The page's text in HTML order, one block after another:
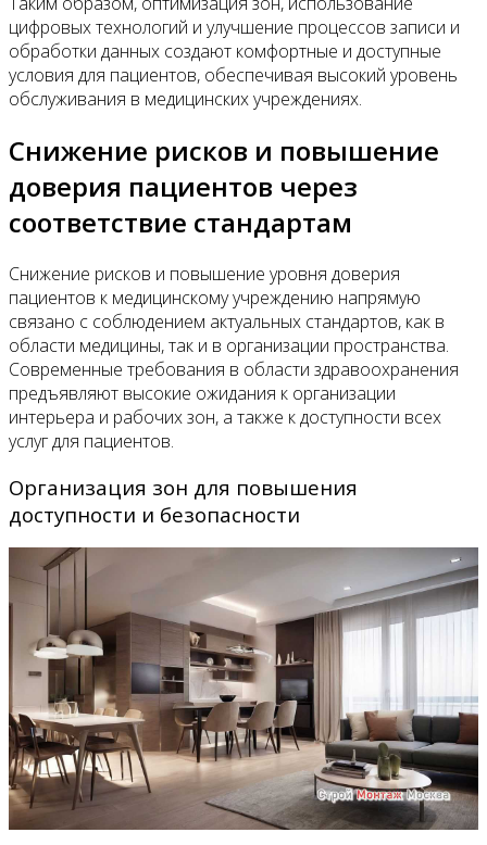
цифровых технологий и улучшение процессов записи и
обработки данных создают комфортные и доступные
условия для пациентов, обеспечивая высокий уровень
обслуживания в медицинских учреждениях.
Снижение рисков и повышение
доверия пациентов через
соответствие стандартам
Снижение рисков и повышение уровня доверия
пациентов к медицинскому учреждению напрямую
связано с соблюдением актуальных стандартов, как в
области медицины, так и в организации пространства.
Современные требования в области здравоохранения
предъявляют высокие ожидания к организации
интерьера и рабочих зон, а также к доступности всех
услуг для пациентов.
Организация зон для повышения
доступности и безопасности